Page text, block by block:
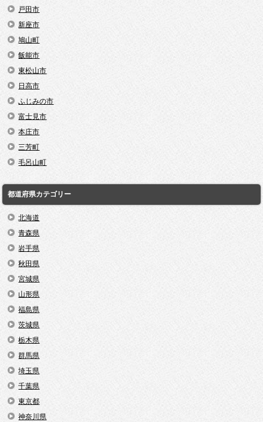
戸田市
新座市
鳩山町
飯能市
東松山市
日高市
ふじみの市
富士見市
本庄市
三芳町
毛呂山町
都道府県カテゴリー
北海道
青森県
岩手県
秋田県
宮城県
山形県
福島県
茨城県
栃木県
群馬県
埼玉県
千葉県
東京都
神奈川県